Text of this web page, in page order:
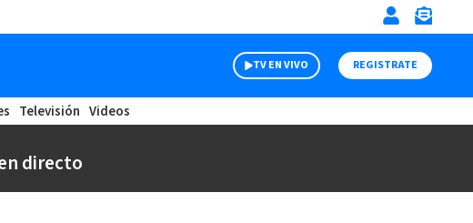
TV EN VIVO REGISTRATE
Televisión Videos
directo